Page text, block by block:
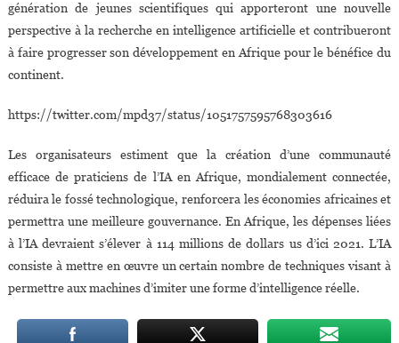
génération de jeunes scientifiques qui apporteront une nouvelle
perspective à la recherche en intelligence artificielle et contribueront
à faire progresser son développement en Afrique pour le bénéfice du
continent.
https://twitter.com/mpd37/status/1051757595768303616
Les organisateurs estiment que la création d’une communauté
efficace de praticiens de l’IA en Afrique, mondialement connectée,
réduira le fossé technologique, renforcera les économies africaines et
permettra une meilleure gouvernance. En Afrique, les dépenses liées
à l’IA devraient s’élever à 114 millions de dollars us d’ici 2021. L’IA
consiste à mettre en œuvre un certain nombre de techniques visant à
permettre aux machines d’imiter une forme d’intelligence réelle.